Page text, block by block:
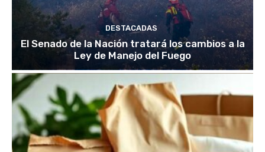
DESTACADAS
El Senado de la Nación tratará los cambios a la
Ley de Manejo del Fuego